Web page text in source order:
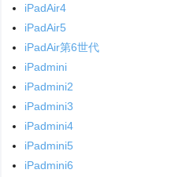
iPadAir4
iPadAir5
iPadAir第6世代
iPadmini
iPadmini2
iPadmini3
iPadmini4
iPadmini5
iPadmini6